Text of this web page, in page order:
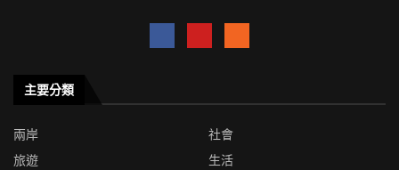
主要分類
兩岸
社會
旅遊
生活